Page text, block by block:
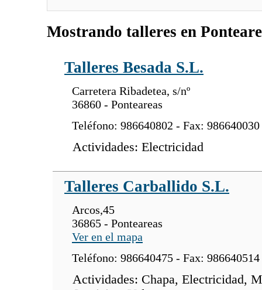
Mostrando talleres en
Talleres Besada S.L.
Carretera Ribadetea, s/nº
36860 - Ponteareas
Teléfono: 986640802 - Fax: 986640030
Actividades: Electricidad
Talleres Carballido S.L.
Arcos,45
36865 - Ponteareas
Ver en el mapa
Teléfono: 986640475 - Fax: 986640514
Actividades: Chapa, Electricidad,